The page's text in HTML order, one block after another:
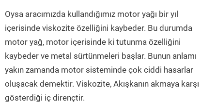
Oysa aracımızda kullandığımız motor yağı bir yıl
içerisinde viskozite özelliğini kaybeder. Bu durumda
motor yağ, motor içerisinde ki tutunma özelliğini
kaybeder ve metal sürtünmeleri başlar. Bunun anlamı
yakın zamanda motor sisteminde çok ciddi hasarlar
oluşacak demektir. Viskozite, Akışkanın akmaya karşı
gösterdiği iç dirençtir.